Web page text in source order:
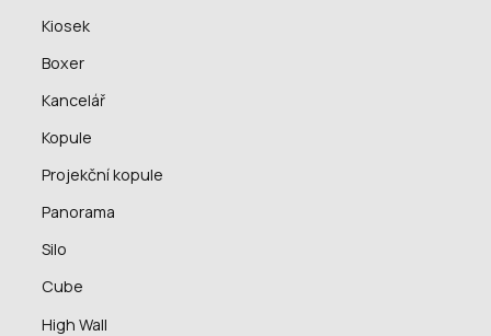
Kiosek
Boxer
Kancelář
Kopule
Projekční kopule
Panorama
Silo
Cube
High Wall